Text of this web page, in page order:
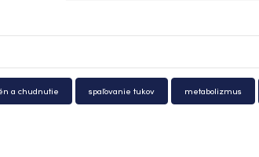
a chudnutie spaľovanie tukov metabolizmus